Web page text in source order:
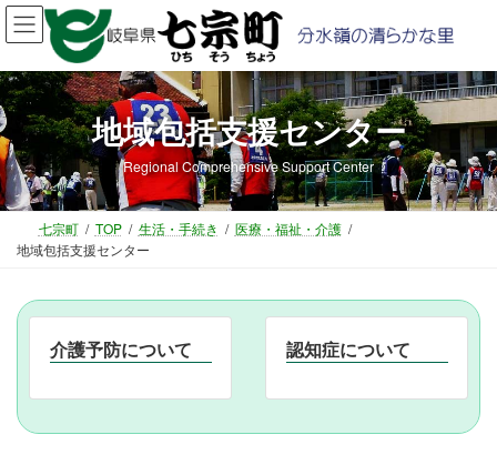
コ
ン
ン
ツ
へ
ス
キ
ッ
ナ
ビ
ー
シ
ョ
ン
に
移
地域包括支援センター
Regional Comprehensive Support Center
七宗町 TOP 生活・手続き
医療・福祉・介護
地域包括支援センター
介護予防について 認知症について